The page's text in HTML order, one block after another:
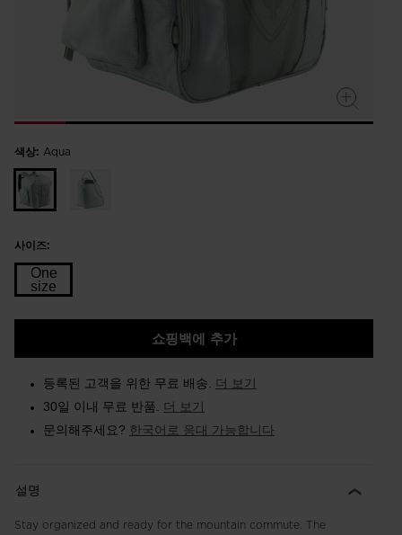
색상: Aqua
사이즈:
One
size
selected
쇼핑백에 추가
등록된 고객을 위한 무료 배송. 더 보기
30일 이내 무료 반품. 더 보기
문의해주세요? 한국어로 응대 가능합니다
설명
Stay organized and ready for the mountain commute. The